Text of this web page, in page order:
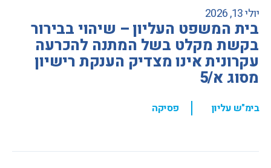
יולי 13, 2026
בית המשפט העליון – שיהוי בבירור
בקשת מקלט בשל המתנה להכרעה
עקרונית אינו מצדיק הענקת רישיון
מסוג א/5
בימ"ש עליון , פסיקה